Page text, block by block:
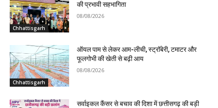
Chhattisgarh
की प्रभावी सहभागिता
08/08/2026
Chhattisgarh
ऑयल पाम से लेकर आम-लीची, स्ट्रॉबेरी, टमाटर और
फूलगोभी की खेती से बढ़ी आय
08/08/2026
सर्वाइकल कैंसर से बचाव की दिशा में छत्तीसगढ़ की बड़ी